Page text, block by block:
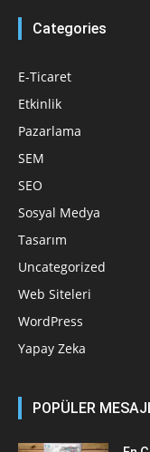
Categories
E-Ticaret
Etkinlik
Pazarlama
SEM
SEO
Sosyal Medya
Tasarım
Uncategorized
Web Siteleri
WordPress
Yapay Zeka
POPÜLER